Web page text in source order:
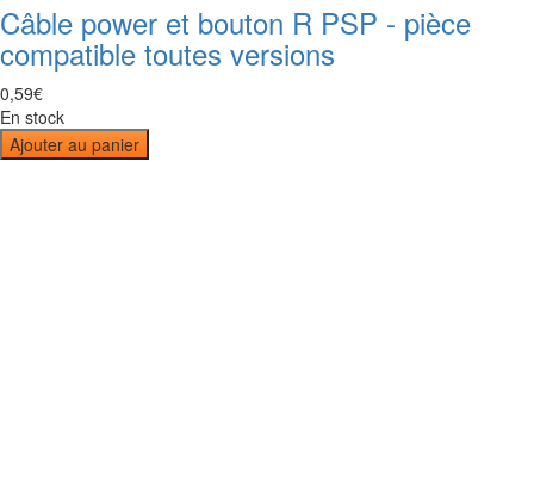
Câble power et bouton R PSP - pièce
compatible toutes versions
0,59€
En stock
Ajouter au panier